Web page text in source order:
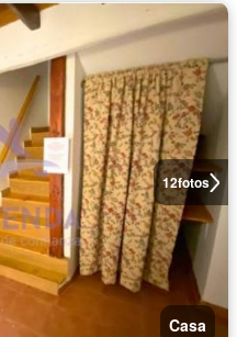
12fotos
Casa